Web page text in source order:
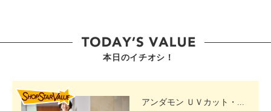
本日のイチオシ！
アンダモン ＵＶカット・...